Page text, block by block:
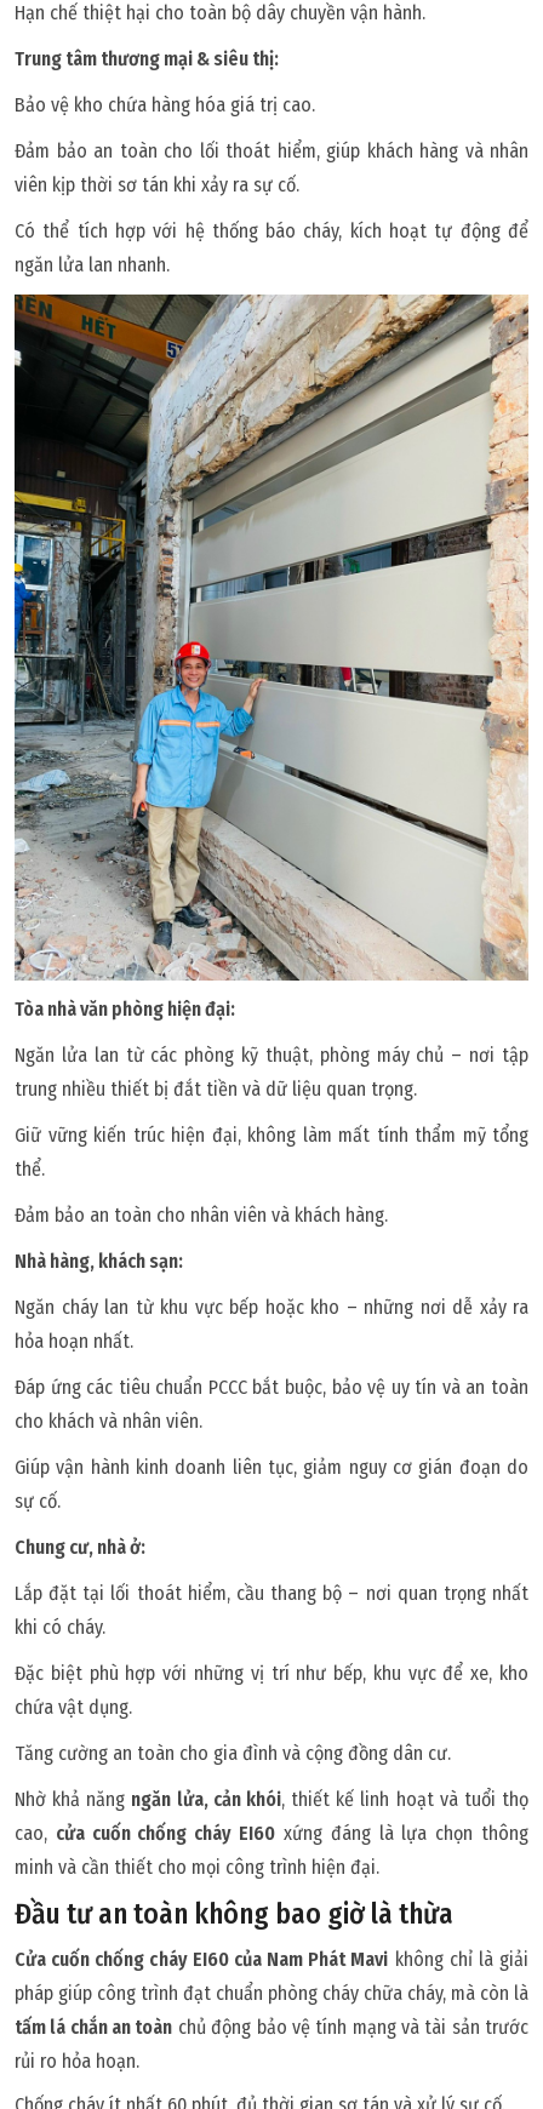
Hạn chế thiệt hại cho toàn bộ dây chuyền vận hành.
Trung tâm thương mại & siêu thị:
Bảo vệ kho chứa hàng hóa giá trị cao.
Đảm bảo an toàn cho lối thoát hiểm, giúp khách hàng và nhân
viên kịp thời sơ tán khi xảy ra sự cố.
Có thể tích hợp với hệ thống báo cháy, kích hoạt tự động để
ngăn lửa lan nhanh.
Tòa nhà văn phòng hiện đại:
Ngăn lửa lan từ các phòng kỹ thuật, phòng máy chủ – nơi tập
trung nhiều thiết bị đắt tiền và dữ liệu quan trọng.
Giữ vững kiến trúc hiện đại, không làm mất tính thẩm mỹ tổng
thể.
Đảm bảo an toàn cho nhân viên và khách hàng.
Nhà hàng, khách sạn:
Ngăn cháy lan từ khu vực bếp hoặc kho – những nơi dễ xảy ra
hỏa hoạn nhất.
Đáp ứng các tiêu chuẩn PCCC bắt buộc, bảo vệ uy tín và an toàn
cho khách và nhân viên.
Giúp vận hành kinh doanh liên tục, giảm nguy cơ gián đoạn do
sự cố.
Chung cư, nhà ở:
Lắp đặt tại lối thoát hiểm, cầu thang bộ – nơi quan trọng nhất
khi có cháy.
Đặc biệt phù hợp với những vị trí như bếp, khu vực để xe, kho
chứa vật dụng.
Tăng cường an toàn cho gia đình và cộng đồng dân cư.
Nhờ khả năng ngăn lửa, cản khói, thiết kế linh hoạt và tuổi thọ
cao, cửa cuốn chống cháy EI60 xứng đáng là lựa chọn thông
minh và cần thiết cho mọi công trình hiện đại.
Đầu tư an toàn không bao giờ là thừa
Cửa cuốn chống cháy EI60 của Nam Phát Mavi không chỉ là giải
pháp giúp công trình đạt chuẩn phòng cháy chữa cháy, mà còn là
tấm lá chắn an toàn chủ động bảo vệ tính mạng và tài sản trước
rủi ro hỏa hoạn.